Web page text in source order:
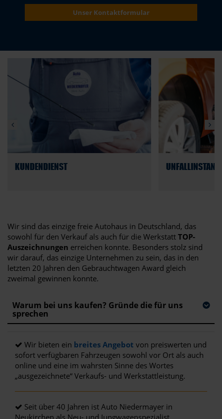
Unser Kontaktformular
23.03.2022 Werkstattservice
KUNDENDIENST 23.03.2022
Wir sind das einzige freie Autohaus in Deutschland, das
sowohl für den Verkauf als auch für die Werkstatt TOP-
Auszeichnungen erreichen konnte. Besonders stolz sind
wir darauf, das einzige Unternehmen zu sein, das in den
letzten 20 Jahren den Gebrauchtwagen Award gleich
zweimal gewinnen konnte.
Warum bei uns kaufen? Gründe die für uns
sprechen
Wir bieten ein breites Angebot von preiswerten und
sofort verfügbaren Fahrzeugen sowohl vor Ort als auch
online und eine im wahrsten Sinne des Wortes
„ausgezeichnete“ Verkaufs- und Werkstattleistung.
Seit über 40 Jahren ist Auto Niedermayer in